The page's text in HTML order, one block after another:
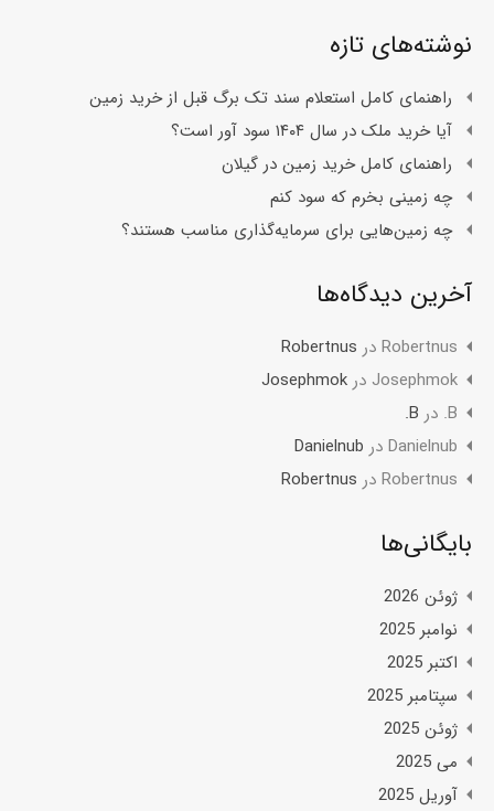
نوشته‌های تازه
راهنمای کامل استعلام سند تک برگ قبل از خرید زمین
آیا خرید ملک در سال ۱۴۰۴ سود آور است؟
راهنمای کامل خرید زمین در گیلان
چه زمینی بخرم که سود کنم
چه زمین‌هایی برای سرمایه‌گذاری مناسب هستند؟
آخرین دیدگاه‌ها
Robertnus در Robertnus
Josephmok در Josephmok
B. در B.
Danielnub در Danielnub
Robertnus در Robertnus
بایگانی‌ها
ژوئن 2026
نوامبر 2025
اکتبر 2025
سپتامبر 2025
ژوئن 2025
می 2025
آوریل 2025